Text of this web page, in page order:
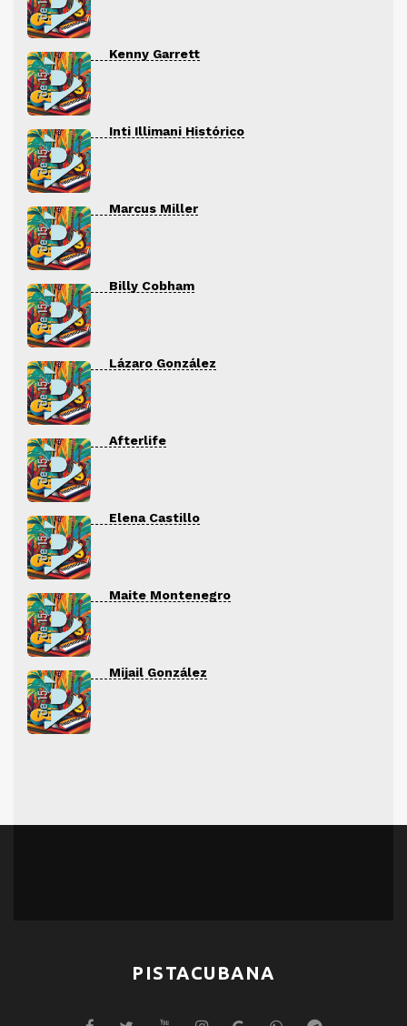
Kenny Garrett
Inti Illimani Histórico
Marcus Miller
Billy Cobham
Lázaro González
Afterlife
Elena Castillo
Maite Montenegro
Mijail González
PISTACUBANA